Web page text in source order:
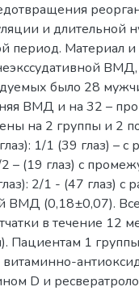
и длительной
период. Материал
было 28
ВМД и на 32 –
на 2 группы и 2
1/1 (39 глаз) –
– (19 глаз) с
2/1 - (47 глаз) с
ВМД (0,18±0,07).
в течение 12
Пациентам 1
D и